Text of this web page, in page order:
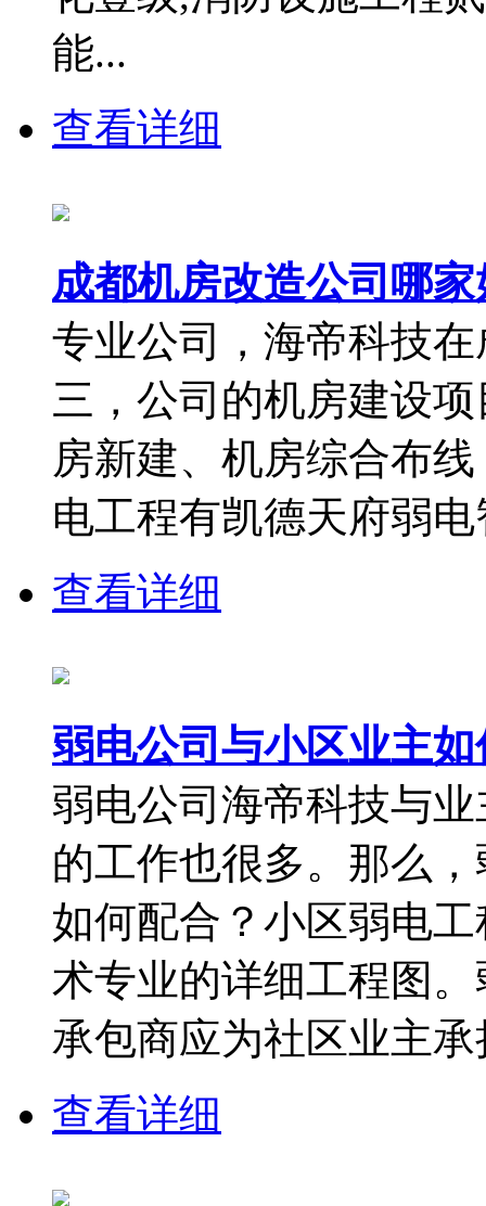
能...
查看详细
成都机房改造公司哪家
专业公司，海帝科技
三，公司的机房建设
房新建、机房综合布
电工程有凯德天府弱
查看详细
弱电公司与小区业主
弱电公司海帝科技与
的工作也很多。那么
如何配合？小区弱电
术专业的详细工程图
承包商应为社区业主承
查看详细